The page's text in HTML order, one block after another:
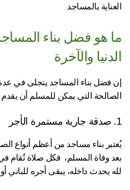
بالمساجد
والآخرة
التي يمكن للمسلم أن يقدم
يحدث داخله، يبقى أجره للباني أو